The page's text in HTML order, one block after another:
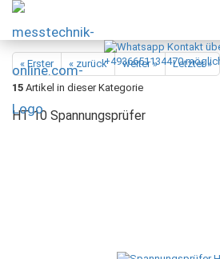
« Erster « zurück weiter »
Letzter »
15 Artikel in dieser Kategorie
HT 10 Spannungsprüfer